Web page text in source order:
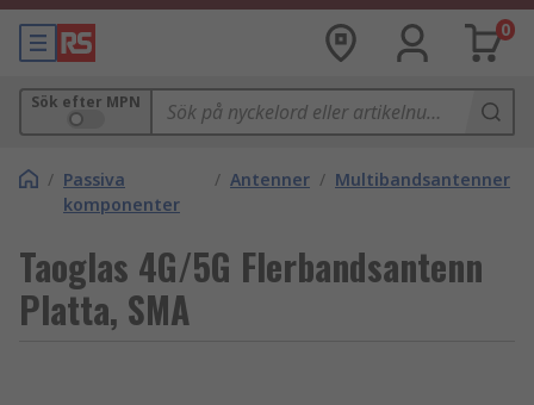
0
Sök efter MPN
/ Passiva
komponenter
/ Antenner / Multibandsantenner
Taoglas 4G/5G Flerbandsantenn
Platta, SMA